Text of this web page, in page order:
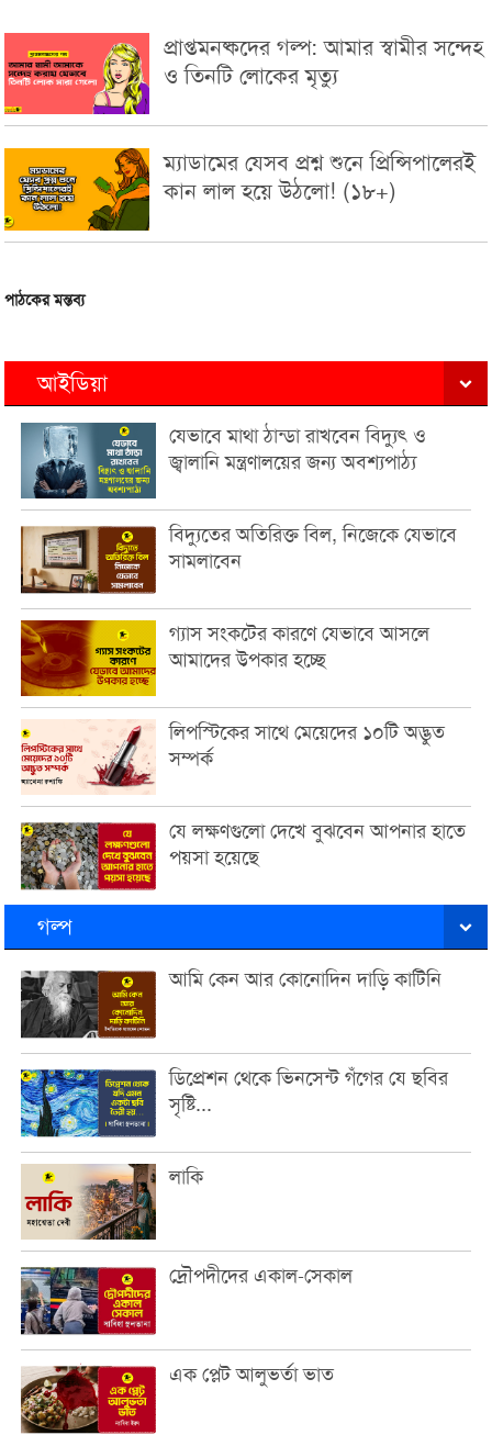
প্রাপ্তমনষ্কদের গল্প: আমার স্বামীর সন্দেহ
ও তিনটি লোকের মৃত্যু
ম্যাডামের যেসব প্রশ্ন শুনে প্রিন্সিপালেরই
কান লাল হয়ে উঠলো! (১৮+)
পাঠকের মন্তব্য
আইডিয়া
যেভাবে মাথা ঠান্ডা রাখবেন বিদ্যুৎ ও
জ্বালানি মন্ত্রণালয়ের জন্য অবশ্যপাঠ্য
বিদ্যুতের অতিরিক্ত বিল, নিজেকে যেভাবে
সামলাবেন
গ্যাস সংকটের কারণে যেভাবে আসলে
আমাদের উপকার হচ্ছে
লিপস্টিকের সাথে মেয়েদের ১০টি অদ্ভুত
সম্পর্ক
যে লক্ষণগুলো দেখে বুঝবেন আপনার হাতে
পয়সা হয়েছে
গল্প
আমি কেন আর কোনোদিন দাড়ি কাটিনি
ডিপ্রেশন থেকে ভিনসেন্ট গঁগের যে ছবির
সৃষ্টি...
লাকি
দ্রৌপদীদের একাল-সেকাল
এক প্লেট আলুভর্তা ভাত